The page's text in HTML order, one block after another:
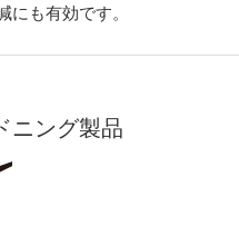
にも有効です。
ニング製品